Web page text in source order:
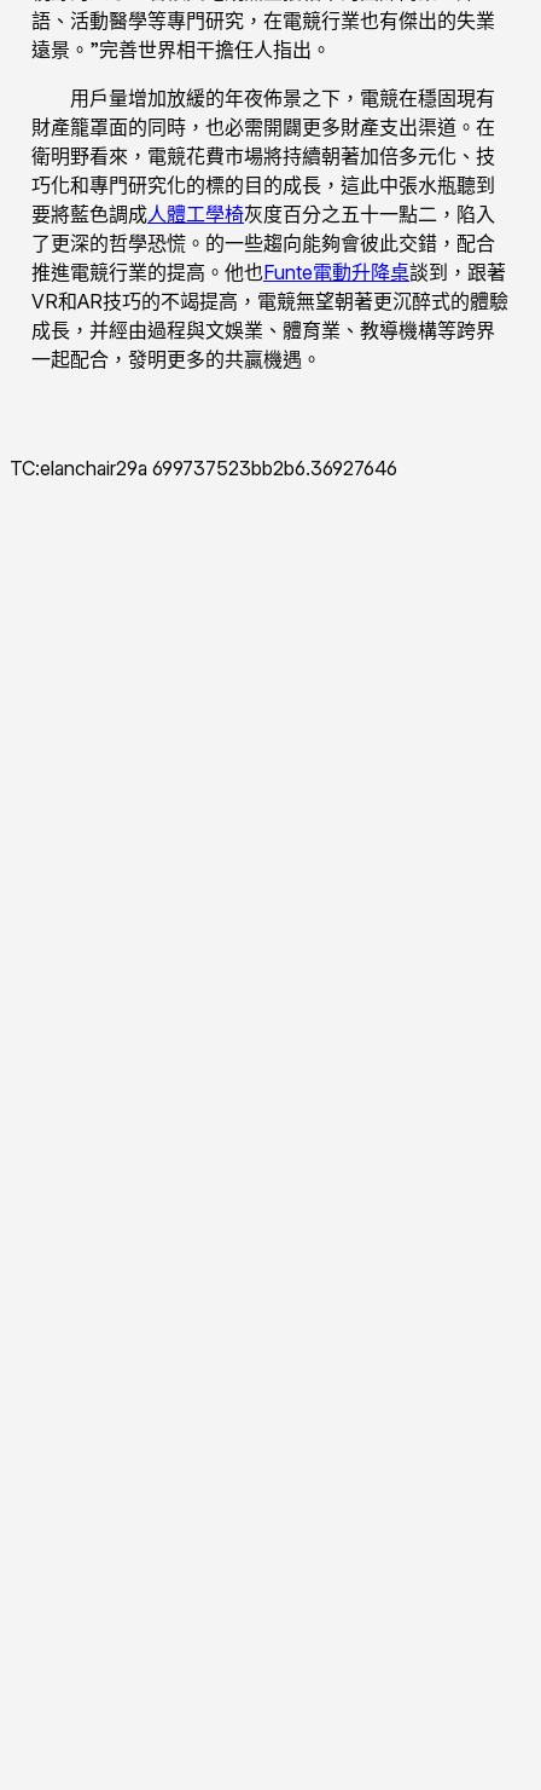
語、活動醫學等專門研究，在電競行業也有傑出的失業
遠景。”完善世界相干擔任人指出。
用戶量增加放緩的年夜佈景之下，電競在穩固現有
財產籠罩面的同時，也必需開闢更多財產支出渠道。在
衛明野看來，電競花費市場將持續朝著加倍多元化、技
巧化和專門研究化的標的目的成長，這此中張水瓶聽到
要將藍色調成人體工學椅灰度百分之五十一點二，陷入
了更深的哲學恐慌。的一些趨向能夠會彼此交錯，配合
推進電競行業的提高。他也Funte電動升降桌談到，跟著
VR和AR技巧的不竭提高，電競無望朝著更沉醉式的體驗
成長，并經由過程與文娛業、體育業、教導機構等跨界
一起配合，發明更多的共贏機遇。
TC:elanchair29a 699737523bb2b6.36927646